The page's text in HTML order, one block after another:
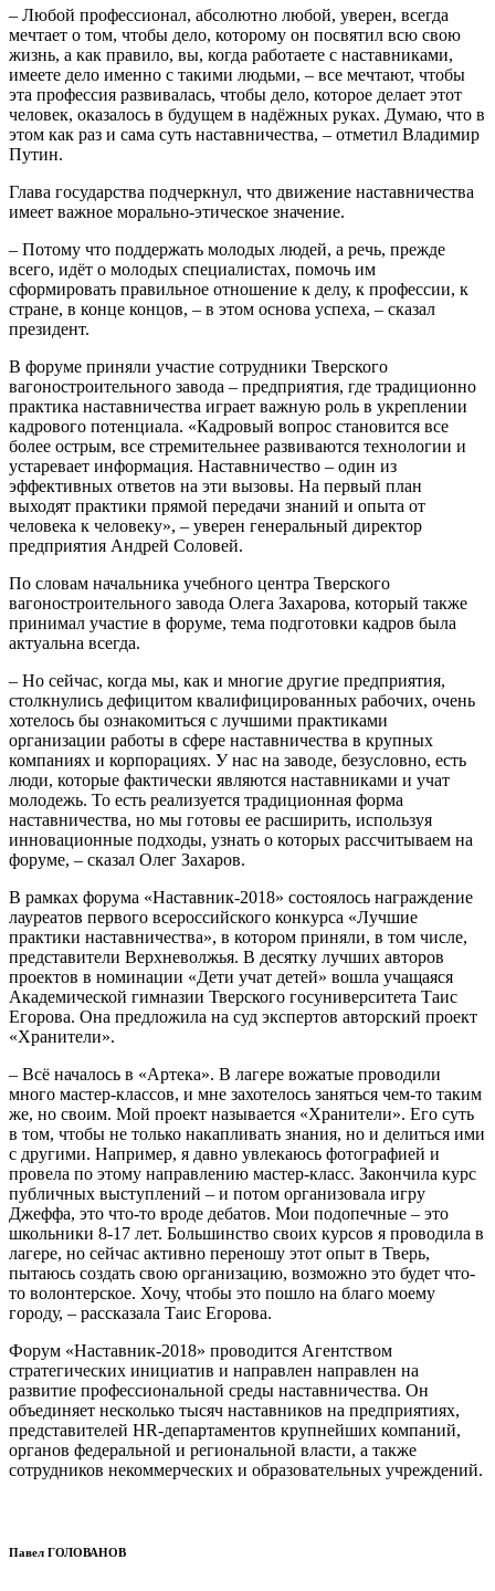
– Любой профессионал, абсолютно любой, уверен, всегда
мечтает о том, чтобы дело, которому он посвятил всю свою
жизнь, а как правило, вы, когда работаете с наставниками,
имеете дело именно с такими людьми, – все мечтают, чтобы
эта профессия развивалась, чтобы дело, которое делает этот
человек, оказалось в будущем в надёжных руках. Думаю, что в
этом как раз и сама суть наставничества, – отметил Владимир
Путин.
Глава государства подчеркнул, что движение наставничества
имеет важное морально-этическое значение.
– Потому что поддержать молодых людей, а речь, прежде
всего, идёт о молодых специалистах, помочь им
сформировать правильное отношение к делу, к профессии, к
стране, в конце концов, – в этом основа успеха, – сказал
президент.
В форуме приняли участие сотрудники Тверского
вагоностроительного завода – предприятия, где традиционно
практика наставничества играет важную роль в укреплении
кадрового потенциала. «Кадровый вопрос становится все
более острым, все стремительнее развиваются технологии и
устаревает информация. Наставничество – один из
эффективных ответов на эти вызовы. На первый план
выходят практики прямой передачи знаний и опыта от
человека к человеку», – уверен генеральный директор
предприятия Андрей Соловей.
По словам начальника учебного центра Тверского
вагоностроительного завода Олега Захарова, который также
принимал участие в форуме, тема подготовки кадров была
актуальна всегда.
– Но сейчас, когда мы, как и многие другие предприятия,
столкнулись дефицитом квалифицированных рабочих, очень
хотелось бы ознакомиться с лучшими практиками
организации работы в сфере наставничества в крупных
компаниях и корпорациях. У нас на заводе, безусловно, есть
люди, которые фактически являются наставниками и учат
молодежь. То есть реализуется традиционная форма
наставничества, но мы готовы ее расширить, используя
инновационные подходы, узнать о которых рассчитываем на
форуме, – сказал Олег Захаров.
В рамках форума «Наставник-2018» состоялось награждение
лауреатов первого всероссийского конкурса «Лучшие
практики наставничества», в котором приняли, в том числе,
представители Верхневолжья. В десятку лучших авторов
проектов в номинации «Дети учат детей» вошла учащаяся
Академической гимназии Тверского госуниверситета Таис
Егорова. Она предложила на суд экспертов авторский проект
«Хранители».
– Всё началось в «Артека». В лагере вожатые проводили
много мастер-классов, и мне захотелось заняться чем-то таким
же, но своим. Мой проект называется «Хранители». Его суть
в том, чтобы не только накапливать знания, но и делиться ими
с другими. Например, я давно увлекаюсь фотографией и
провела по этому направлению мастер-класс. Закончила курс
публичных выступлений – и потом организовала игру
Джеффа, это что-то вроде дебатов. Мои подопечные – это
школьники 8-17 лет. Большинство своих курсов я проводила в
лагере, но сейчас активно переношу этот опыт в Тверь,
пытаюсь создать свою организацию, возможно это будет что-
то волонтерское. Хочу, чтобы это пошло на благо моему
городу, – рассказала Таис Егорова.
Форум «Наставник-2018» проводится Агентством
стратегических инициатив и направлен направлен на
развитие профессиональной среды наставничества. Он
объединяет несколько тысяч наставников на предприятиях,
представителей HR-департаментов крупнейших компаний,
органов федеральной и региональной власти, а также
сотрудников некоммерческих и образовательных учреждений.
Павел ГОЛОВАНОВ